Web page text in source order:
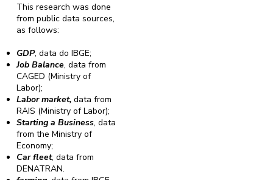
This research was done
from public data sources,
as follows:
GDP, data do IBGE;
Job Balance, data from
CAGED (Ministry of
Labor);
Labor market,data from
RAIS (Ministry of Labor);
Starting a Business, data
from the Ministry of
Economy;
Car fleet, data from
DENATRAN.